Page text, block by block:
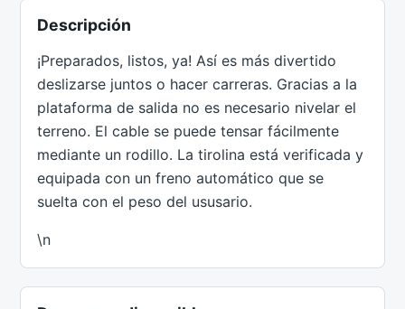
Descripción
¡Preparados, listos, ya! Así es más divertido
deslizarse juntos o hacer carreras. Gracias a la
plataforma de salida no es necesario nivelar el
terreno. El cable se puede tensar fácilmente
mediante un rodillo. La tirolina está verificada y
equipada con un freno automático que se
suelta con el peso del ususario.
\n